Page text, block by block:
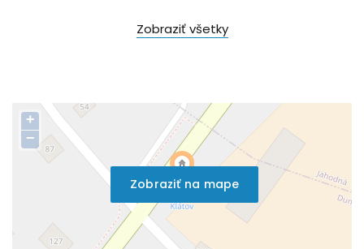
Zobraziť všetky
Zobraziť na mape
+
−